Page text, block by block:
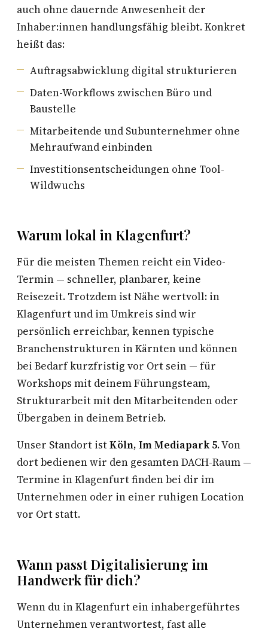
auch ohne dauernde Anwesenheit der
Inhaber:innen handlungsfähig bleibt. Konkret
heißt das:
Auftragsabwicklung digital strukturieren
Daten-Workflows zwischen Büro und
Baustelle
Mitarbeitende und Subunternehmer ohne
Mehraufwand einbinden
Investitionsentscheidungen ohne Tool-
Wildwuchs
Warum lokal in Klagenfurt?
Für die meisten Themen reicht ein Video-
Termin — schneller, planbarer, keine
Reisezeit. Trotzdem ist Nähe wertvoll: in
Klagenfurt und im Umkreis sind wir
persönlich erreichbar, kennen typische
Branchenstrukturen in Kärnten und können
bei Bedarf kurzfristig vor Ort sein — für
Workshops mit deinem Führungsteam,
Strukturarbeit mit den Mitarbeitenden oder
Übergaben in deinem Betrieb.
Unser Standort istKöln, Im Mediapark 5. Von
dort bedienen wir den gesamten DACH-Raum —
Termine in Klagenfurt finden bei dir im
Unternehmen oder in einer ruhigen Location
vor Ort statt.
Wann passt Digitalisierung im
Handwerk für dich?
Wenn du in Klagenfurt ein inhabergeführtes
Unternehmen verantwortest, fast alle